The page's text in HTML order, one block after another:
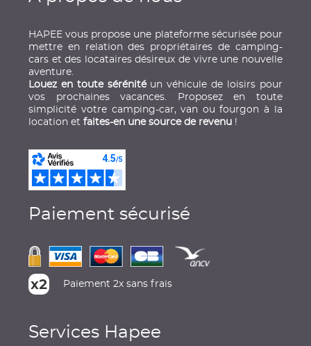
HAPEE vous propose une plateforme sécurisée pour
mettre en relation des propriétaires de camping-
cars et des locataires désireux de vivre une nouvelle
aventure.
Louez en toute sérénitéun véhicule de loisirs pour
vos prochaines vacances. Proposez en toute
simplicité votre camping-car, van ou fourgon à la
location etfaites-en une source de revenu !
Paiement sécurisé
Paiement 2x sans frais
Services Hapee